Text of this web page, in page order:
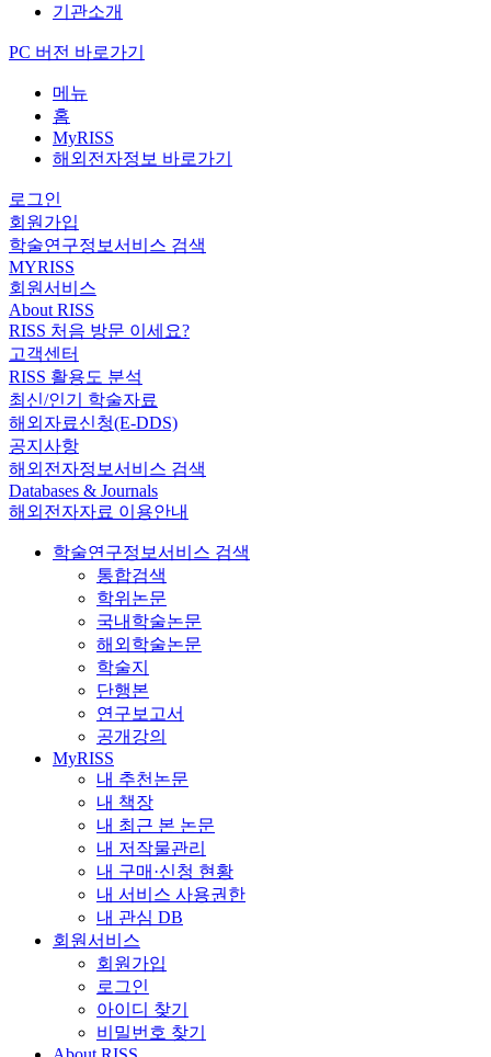
기관소개
PC 버전 바로가기
메뉴
홈
MyRISS
해외전자정보 바로가기
로그인
회원가입
학술연구정보서비스 검색
MYRISS
회원서비스
About RISS
RISS 처음 방문 이세요?
고객센터
RISS 활용도 분석
최신/인기 학술자료
해외자료신청(E-DDS)
공지사항
해외전자정보서비스 검색
Databases & Journals
해외전자자료 이용안내
학술연구정보서비스 검색
통합검색
학위논문
국내학술논문
해외학술논문
학술지
단행본
연구보고서
공개강의
MyRISS
내 추천논문
내 책장
내 최근 본 논문
내 저작물관리
내 구매·신청 현황
내 서비스 사용권한
내 관심 DB
회원서비스
회원가입
로그인
아이디 찾기
비밀번호 찾기